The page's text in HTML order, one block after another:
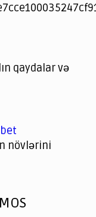
qaydalar və
növlərini